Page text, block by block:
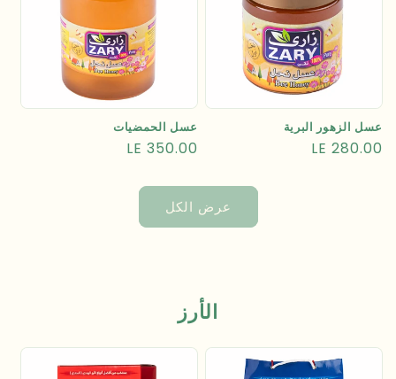
عسل الزهور البرية
السعر
LE 280.00
عسل الحمضيات
السعر
LE 350.00
عرض الكل
الأرز